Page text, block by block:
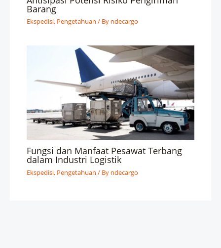
Barang
Ekspedisi, Pengetahuan / By ndecargo
Fungsi dan Manfaat Pesawat Terbang
dalam Industri Logistik
Ekspedisi, Pengetahuan / By ndecargo